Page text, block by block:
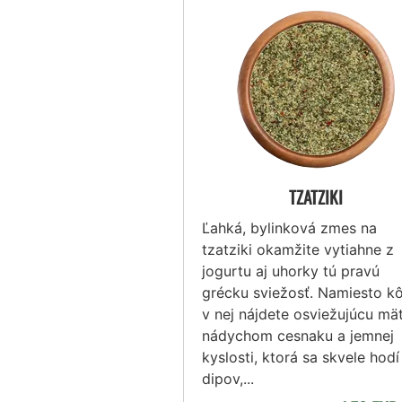
TZATZIKI
Ľahká, bylinková zmes na
tzatziki okamžite vytiahne z
jogurtu aj uhorky tú pravú
grécku sviežosť. Namiesto
v nej nájdete osviežujúcu
nádychom cesnaku a jemnej
kyslosti, ktorá sa skvele
dipov,...